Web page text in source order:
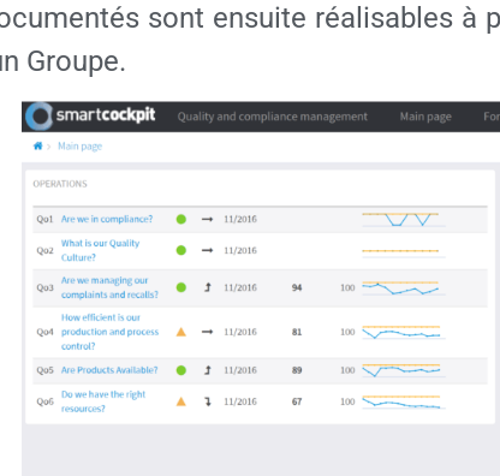
sont ensuite réalisables à
Groupe.